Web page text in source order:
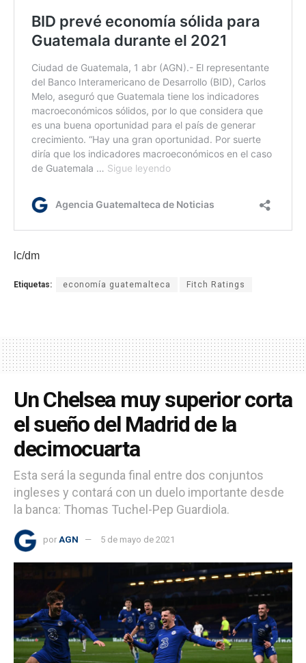
lc/dm
Etiquetas: economía guatemalteca Fitch Ratings
Un Chelsea muy superior corta
el sueño del Madrid de la
decimocuarta
Esta será la segunda final entre dos conjuntos
ingleses y contará con un duelo importante desde
la banca: Thomas Tuchel-Pep Guardiola.
por AGN 5 de mayo de 2021